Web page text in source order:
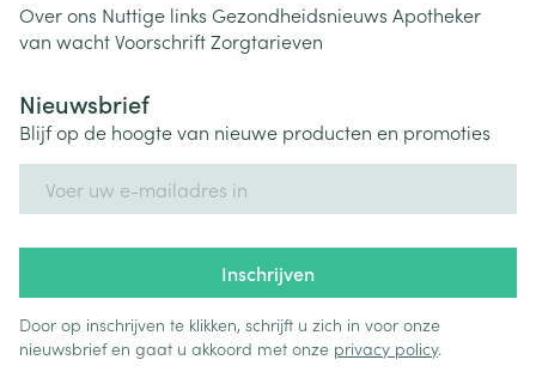
Over ons Nuttige links Gezondheidsnieuws Apotheker
van wachtVoorschriftZorgtarieven
Nieuwsbrief
Blijf op de hoogte van nieuwe producten en promoties
Inschrijven
Door op inschrijven te klikken, schrijft u zich in voor onze
nieuwsbrief en gaat u akkoord met onze privacy policy.